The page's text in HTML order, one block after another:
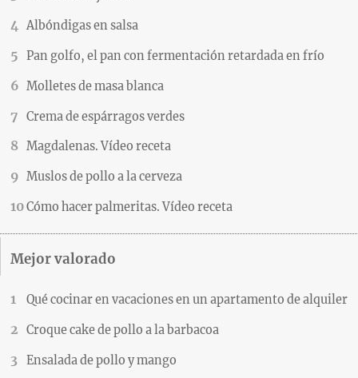
Albóndigas en salsa
Pan golfo, el pan con fermentación retardada en frío
Molletes de masa blanca
Crema de espárragos verdes
Magdalenas. Vídeo receta
Muslos de pollo a la cerveza
Cómo hacer palmeritas. Vídeo receta
Mejor valorado
Qué cocinar en vacaciones en un apartamento de alquiler
Croque cake de pollo a la barbacoa
Ensalada de pollo y mango